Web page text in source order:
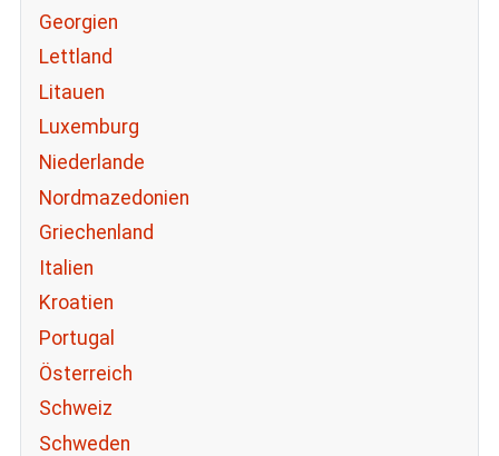
Georgien
Lettland
Litauen
Luxemburg
Niederlande
Nordmazedonien
Griechenland
Italien
Kroatien
Portugal
Österreich
Schweiz
Schweden